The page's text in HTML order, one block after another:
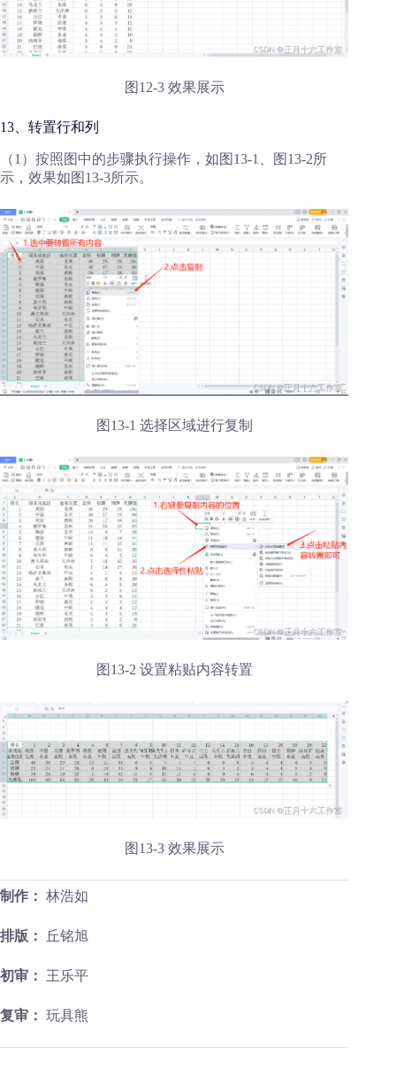
图12-3 效果展示
13、转置行和列
（1）按照图中的步骤执行操作，如图13-1、图13-2所
示，效果如图13-3所示。
图13-1 选择区域进行复制
图13-2 设置粘贴内容转置
图13-3 效果展示
制作： 林浩如
排版： 丘铭旭
初审： 王乐平
复审： 玩具熊